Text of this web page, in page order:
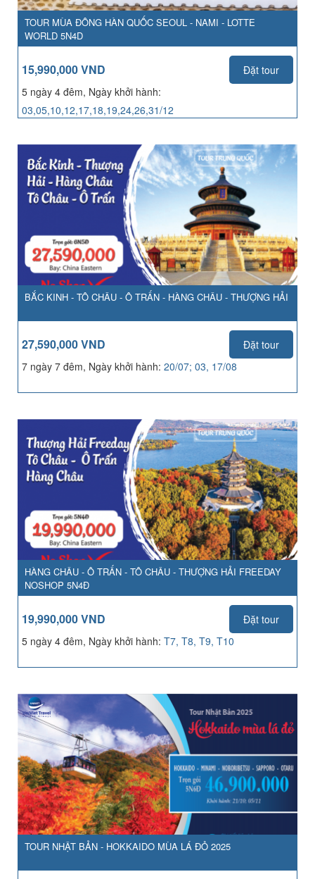
TOUR MÙA ĐÔNG HÀN QUỐC SEOUL - NAMI - LOTTE
WORLD 5N4D
15,990,000 VND
Đặt tour
5 ngày 4 đêm, Ngày khởi hành:
03,05,10,12,17,18,19,24,26,31/12
BẮC KINH - TÔ CHÂU - Ô TRẤN - HÀNG CHÂU - THƯỢNG HẢI
27,590,000 VND
Đặt tour
7 ngày 7 đêm, Ngày khởi hành: 20/07; 03, 17/08
HÀNG CHÂU - Ô TRẤN - TÔ CHÂU - THƯỢNG HẢI FREEDAY
NOSHOP 5N4Đ
19,990,000 VND
Đặt tour
5 ngày 4 đêm, Ngày khởi hành: T7, T8, T9, T10
TOUR NHẬT BẢN - HOKKAIDO MÙA LÁ ĐỎ 2025